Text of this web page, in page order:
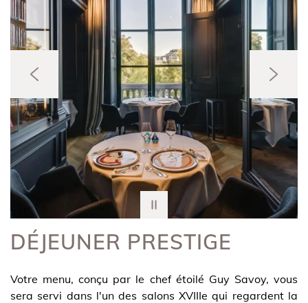
DÉJEUNER PRESTIGE
Votre menu, conçu par le chef étoilé Guy Savoy, vous
sera servi dans l'un des salons XVIIIe qui regardent la